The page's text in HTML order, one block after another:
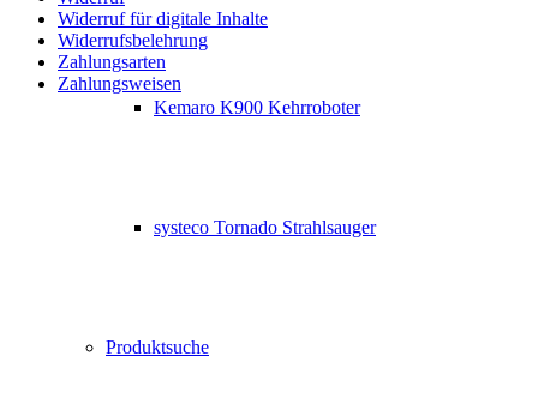
Kemaro K900 Kehrroboter
systeco Tornado Strahlsauger
Produktsuche
Widerruf für digitale Inhalte
Widerrufsbelehrung
Zahlungsarten
Zahlungsweisen